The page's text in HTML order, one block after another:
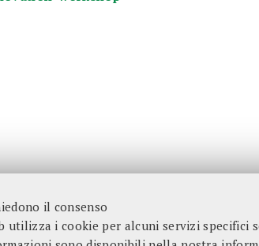
il consenso
utilizza i cookie per alcuni servizi